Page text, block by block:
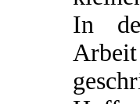
In